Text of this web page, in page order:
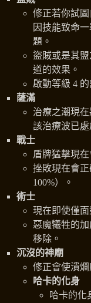
修正若你試
因技能致命
題。
盜賊或是其
道的效果。
啟動等級 4
薩滿
治療之潮現
該治療波已處
戰士
盾牌猛擊現在
挫敗現在會
100%）。
術士
現在即使僅
惡魔犧牲的
移除。
沉沒的神廟
修正會使潰
哈卡的化身
哈卡的化